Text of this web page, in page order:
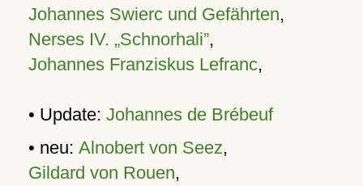
Johannes Swierc und Gefährten,
Nerses IV. „Schnorhali”,
Johannes Franziskus Lefranc,
• Update: Johannes de Brébeuf
• neu: Alnobert von Seez,
Gildard von Rouen,